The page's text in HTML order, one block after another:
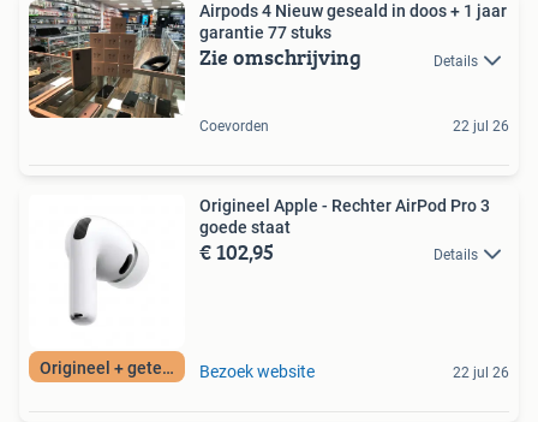
Airpods 4 Nieuw geseald in doos + 1 jaar
garantie 77 stuks
Zie omschrijving Details
Coevorden 22 jul 26
Origineel + getest
Origineel Apple - Rechter AirPod Pro 3
goede staat
€ 102,95 Details
Bezoek website 22 jul 26